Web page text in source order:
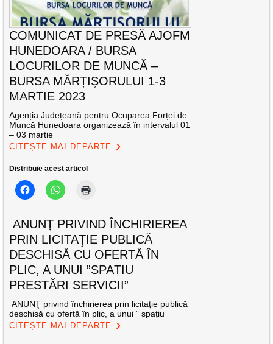
COMUNICAT DE PRESĂ AJOFM
HUNEDOARA / BURSA
LOCURILOR DE MUNCĂ –
BURSA MĂRȚIȘORULUI 1-3
MARTIE 2023
Agenția Județeană pentru Ocuparea Forței de
Muncă Hunedoara organizează în intervalul 01
– 03 martie
CITEȘTE MAI DEPARTE
Distribuie acest articol
ANUNŢ PRIVIND ÎNCHIRIEREA
PRIN LICITAŢIE PUBLICĂ
DESCHISĂ CU OFERTĂ ÎN
PLIC, A UNUI ”SPAȚIU
PRESTĂRI SERVICII”
ANUNŢ privind închirierea prin licitaţie publică
deschisă cu ofertă în plic, a unui ” spațiu
CITEȘTE MAI DEPARTE